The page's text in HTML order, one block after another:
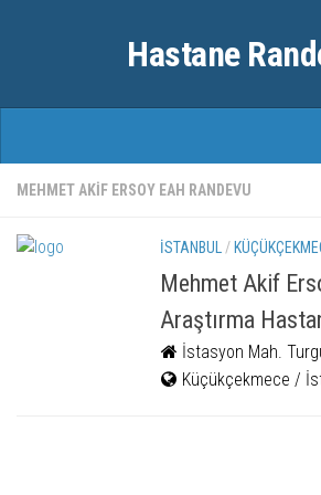
Hastane
ANASAYFA
RANDEVU
MEHMET AKIF ERSOY EAH RANDEVU
İSTANBUL /
Mehmet Akif
Araştırma
İstasyon Mah.
Küçükçekmece /